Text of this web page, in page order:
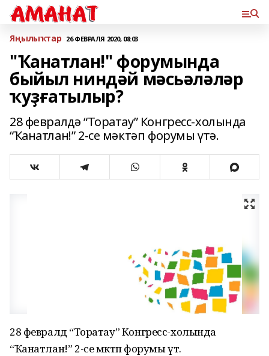
Яңылыҡтар 26 ФЕВРАЛЯ 2020, 08:03
"Ҡанатлан!" форумында
быйыл ниндәй мәсьәләләр
ҡуҙғатылыр?
28 февралдә “Торатау” Конгресс-холында
“Ҡанатлан!” 2-се мәктәп форумы үтә.
28 февралдә “Торатау” Конгресс-холында
“Ҡанатлан!” 2-се мәктәп форумы үтә.